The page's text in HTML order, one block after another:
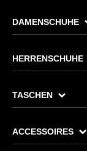
DAMENSCHUHE
HERRENSCHUHE
TASCHEN
ACCESSOIRES